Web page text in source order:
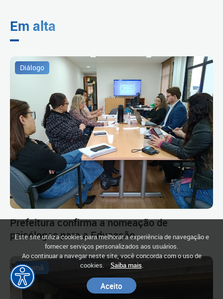
Em alta
Diálogo
Prefeitura confirma a nomeação de
psicólogos para a Educação
Tarumã
Este site utiliza cookies para melhorar a experiência de navegação e
fornecer serviços personalizados aos usuários.
Ao continuar a navegar neste site, você concorda com o uso de
cookies.
Saiba mais.
Aceito